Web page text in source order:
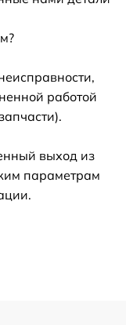
работой
выход из
параметрам